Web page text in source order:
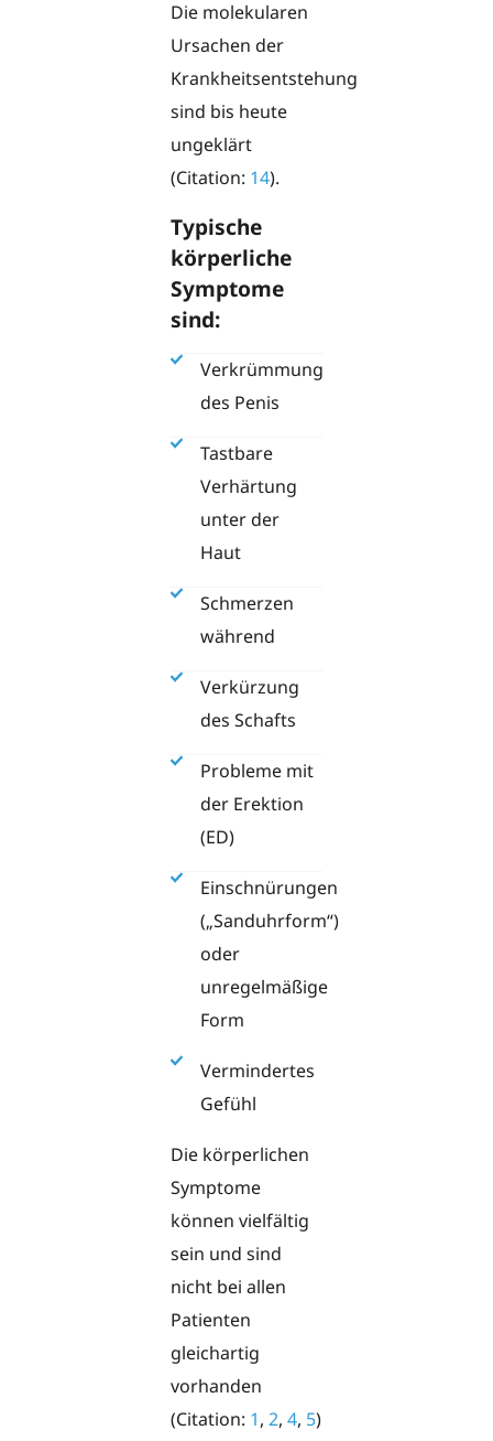
Die molekularen
Ursachen der
Krankheitsentstehung
sind bis heute
ungeklärt
(Citation: 14).
Typische
körperliche
Symptome
sind:
Verkrümmung
des Penis
Tastbare
Verhärtung
unter der
Haut
Schmerzen
während
Verkürzung
des Schafts
Probleme mit
der Erektion
(ED)
Einschnürungen
(„Sanduhrform“)
oder
unregelmäßige
Form
Vermindertes
Gefühl
Die körperlichen
Symptome
können vielfältig
sein und sind
nicht bei allen
Patienten
gleichartig
vorhanden
(Citation: 1, 2, 4, 5)